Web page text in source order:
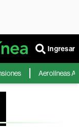
Ingresar
Aerolíneas